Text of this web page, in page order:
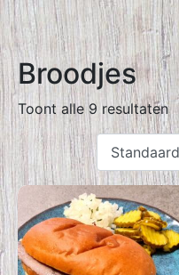
Broodjes
Toont alle 9 resultaten